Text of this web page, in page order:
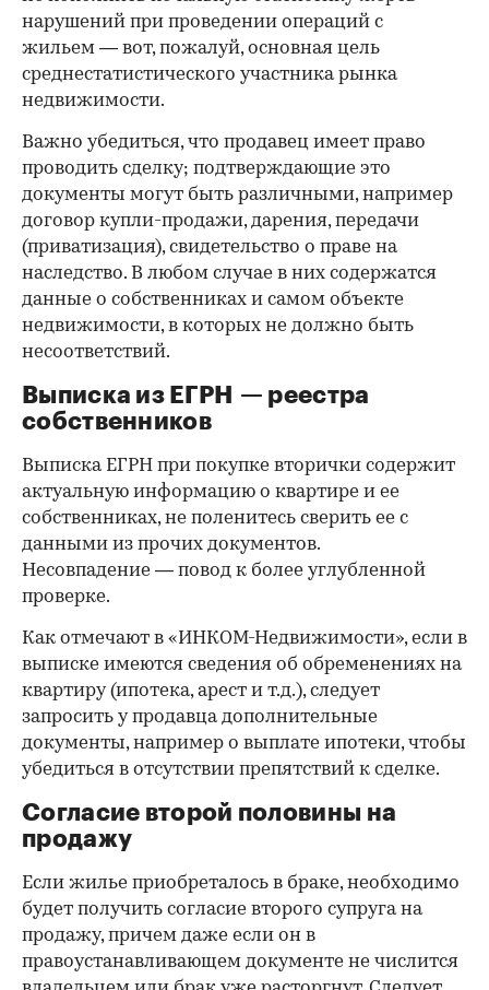
нарушений при проведении операций с
жильем — вот, пожалуй, основная цель
среднестатистического участника рынка
недвижимости.
Важно убедиться, что продавец имеет право
проводить сделку; подтверждающие это
документы могут быть различными, например
договор купли-продажи, дарения, передачи
(приватизация), свидетельство о праве на
наследство. В любом случае в них содержатся
данные о собственниках и самом объекте
недвижимости, в которых не должно быть
несоответствий.
Выписка из ЕГРН — реестра
собственников
Выписка ЕГРН при покупке вторички содержит
актуальную информацию о квартире и ее
собственниках, не поленитесь сверить ее с
данными из прочих документов.
Несовпадение — повод к более углубленной
проверке.
Как отмечают в «ИНКОМ-Недвижимости», если в
выписке имеются сведения об обременениях на
квартиру (ипотека, арест и т.д.), следует
запросить у продавца дополнительные
документы, например о выплате ипотеки, чтобы
убедиться в отсутствии препятствий к сделке.
Согласие второй половины на
продажу
Если жилье приобреталось в браке, необходимо
будет получить согласие второго супруга на
продажу, причем даже если он в
правоустанавливающем документе не числится